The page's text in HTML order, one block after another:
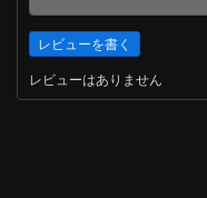
レビューはありません